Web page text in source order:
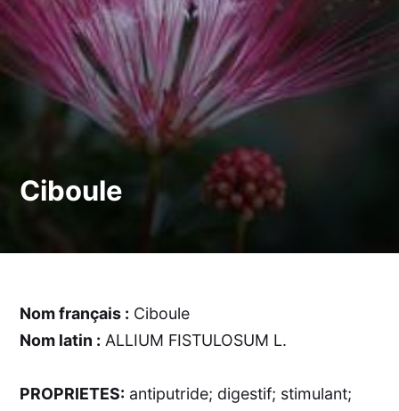
Ciboule
Nom français : Ciboule
Nom latin : ALLIUM FISTULOSUM L.
PROPRIETES: antiputride; digestif; stimulant;